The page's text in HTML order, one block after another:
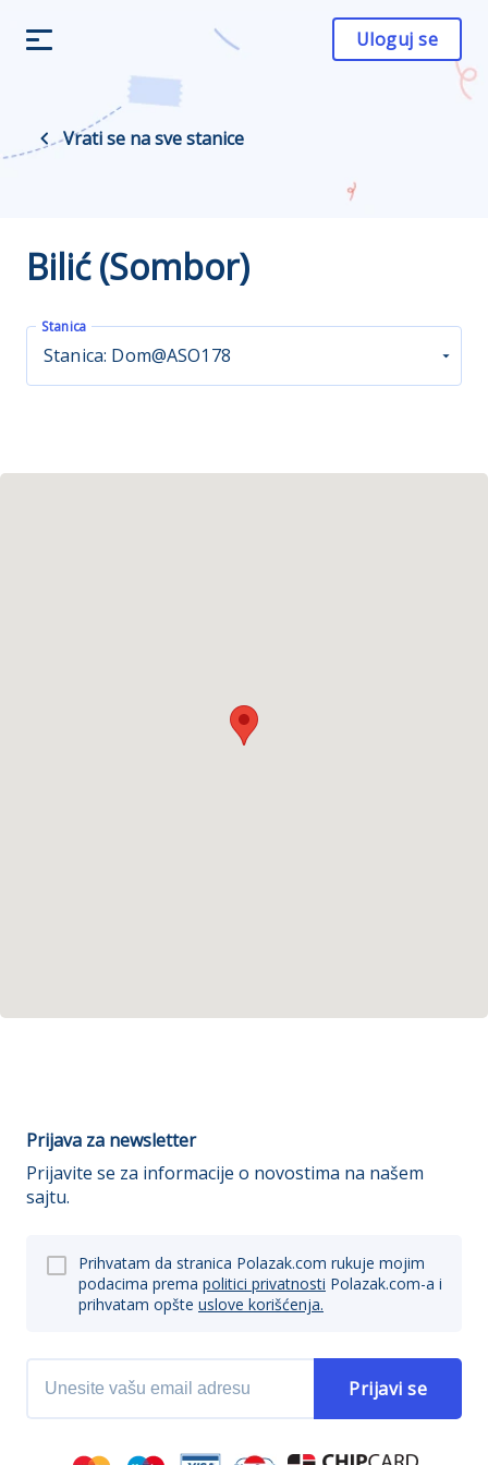
Uloguj se
Vrati se na sve stanice
Bilić (Sombor)
Stanica
Stanica: Dom@ASO178
Prijava za newsletter
Prijavite se za informacije o novostima na našem
sajtu.
Prihvatam da stranica Polazak.com rukuje mojim
podacima prema politici privatnosti Polazak.com-a i
prihvatam opšte uslove korišćenja.
Prijavi se